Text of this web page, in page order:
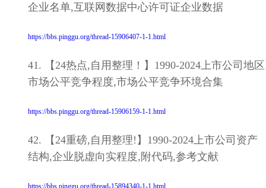
企业名单,互联网数据中心许可证企业数据
https://bbs.pinggu.org/thread-15906407-1-1.html
41. 【24热点,自用整理！】1990-2024上市公司地区
市场公平竞争程度,市场公平竞争环境合集
https://bbs.pinggu.org/thread-15906159-1-1.html
42. 【24重磅,自用整理!】1990-2024上市公司资产
结构,企业脱虚向实程度,附代码,参考文献
https://bbs.pinggu.org/thread-15894340-1-1.html